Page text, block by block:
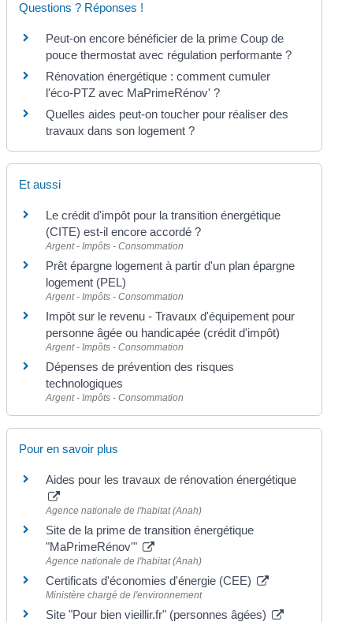
Questions ? Réponses !
Peut-on encore bénéficier de la prime Coup de
pouce thermostat avec régulation performante ?
Rénovation énergétique : comment cumuler
l'éco-PTZ avec MaPrimeRénov' ?
Quelles aides peut-on toucher pour réaliser des
travaux dans son logement ?
Et aussi
Le crédit d'impôt pour la transition énergétique
(CITE) est-il encore accordé ?
Argent - Impôts - Consommation
Prêt épargne logement à partir d'un plan épargne
logement (PEL)
Argent - Impôts - Consommation
Impôt sur le revenu - Travaux d'équipement pour
personne âgée ou handicapée (crédit d'impôt)
Argent - Impôts - Consommation
Dépenses de prévention des risques
technologiques
Argent - Impôts - Consommation
Pour en savoir plus
Aides pour les travaux de rénovation énergétique
Agence nationale de l'habitat (Anah)
Site de la prime de transition énergétique
"MaPrimeRénov'"
Agence nationale de l'habitat (Anah)
Certificats d'économies d'énergie (CEE)
Ministère chargé de l'environnement
Site "Pour bien vieillir.fr" (personnes âgées)